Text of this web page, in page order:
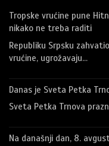
Tropske vrućine pune
nikako ne treba raditi
Republiku Srpsku
vrućine, ugrožavaju…
Danas je Sveta Petka
Sveta Petka Trnova
Na današnji dan, 8.